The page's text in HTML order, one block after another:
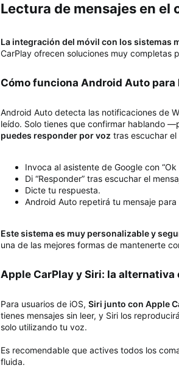
Lectura de mensajes en
La integración del móvil con los sistemas
CarPlay ofrecen soluciones muy completas
Cómo funciona Android Auto
Android Auto detecta las notificaciones de
leído. Solo tienes que confirmar hablando
puedes responder por voz tras escuchar
Invoca al asistente de Google con “Ok
Di “Responder” tras escuchar el
Dicte tu respuesta.
Android Auto repetirá tu mensaje para
Este sistema es muy personalizable y
una de las mejores formas de mantenerte
Apple CarPlay y Siri: la alternativa
Para usuarios de iOS, Siri junto con Apple
tienes mensajes sin leer, y Siri los
solo utilizando tu voz.
Es recomendable que actives todos los
fluida.